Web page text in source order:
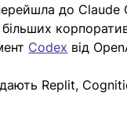
до Claude
Codex від
Replit,